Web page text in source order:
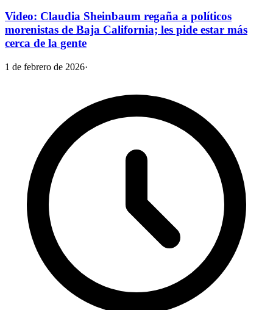
Video: Claudia Sheinbaum regaña a políticos
morenistas de Baja California; les pide estar más
cerca de la gente
1 de febrero de 2026·